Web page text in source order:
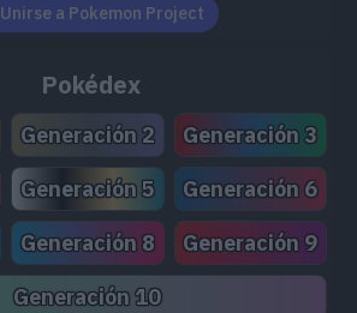
Unirse a Pokemon Project
Pokédex
Generación 2
Generación 3
Generación 5
Generación 6
Generación 8
Generación 9
Generación 10